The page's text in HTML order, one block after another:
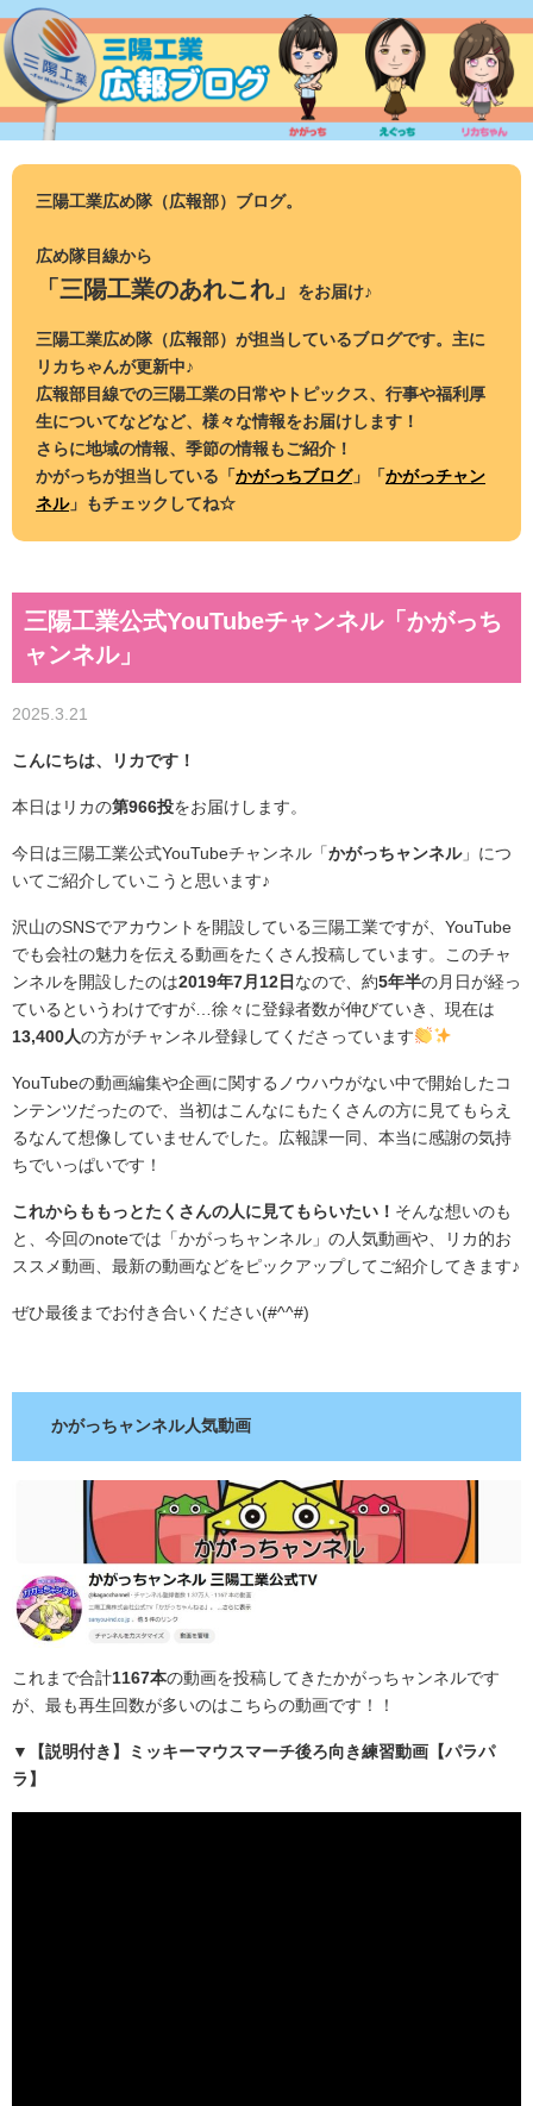
ン
テ
ツ
三陽工業広め隊（広報部）ブログ。
広め隊目線から
「三陽工業のあれこれ」 をお届け♪
三陽工業広め隊（広報部）が担当しているブログです。主に
リカちゃんが更新中♪
広報部目線での三陽工業の日常やトピックス、行事や福利厚
生についてなどなど、様々な情報をお届けします！
さらに地域の情報、季節の情報もご紹介！
かがっちが担当している「かがっちブログ」「かがっチャン
ネル」もチェックしてね☆
三陽工業公式YouTubeチャンネル「かがっち
ャンネル」
2025.3.21
こんにちは、リカです！
本日はリカの第966投をお届けします。
今日は三陽工業公式YouTubeチャンネル「かがっちャンネル」につ
いてご紹介していこうと思います♪
沢山のSNSでアカウントを開設している三陽工業ですが、YouTube
でも会社の魅力を伝える動画をたくさん投稿しています。このチャ
ンネルを開設したのは2019年7月12日なので、約5年半の月日が経っ
ているというわけですが…徐々に登録者数が伸びていき、現在は
13,400人の方がチャンネル登録してくださっています
YouTubeの動画編集や企画に関するノウハウがない中で開始したコ
ンテンツだったので、当初はこんなにもたくさんの方に見てもらえ
るなんて想像していませんでした。広報課一同、本当に感謝の気持
ちでいっぱいです！
これからももっとたくさんの人に見てもらいたい！ そんな想いのも
と、今回のnoteでは「かがっちャンネル」の人気動画や、リカ的お
ススメ動画、最新の動画などをピックアップしてご紹介してきます♪
ぜひ最後までお付き合いください(#^^#)
かがっちャンネル人気動画
これまで合計1167本の動画を投稿してきたかがっちャンネルです
が、最も再生回数が多いのはこちらの動画です！！
▼【説明付き】ミッキーマウスマーチ後ろ向き練習動画【パラパ
ラ】